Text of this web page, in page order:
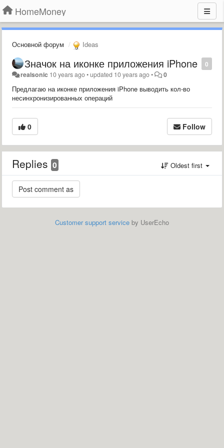
HomeMoney
Основной форум Ideas
0
Значок на иконке приложения iPhone
realsonic 10 years ago•updated 10 years ago• 0
Предлагаю на иконке приложения iPhone выводить кол-во
несинхронизированных операций
0 Follow
Replies 0 Oldest first
Customer support service by UserEcho